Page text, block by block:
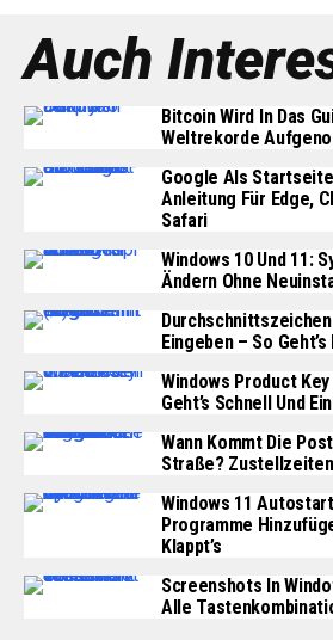
Auch
Bitcoin Wird In Das
Weltrekorde
Google Als
Anleitung Für Edge,
Safari
Windows 10 Und 11:
Ändern Ohne
Eingeben – So
Windows Product
Geht’s Schnell Und
Wann Kommt Die
Straße?
Windows 11
Programme
Klappt’s
Screenshots In
Alle